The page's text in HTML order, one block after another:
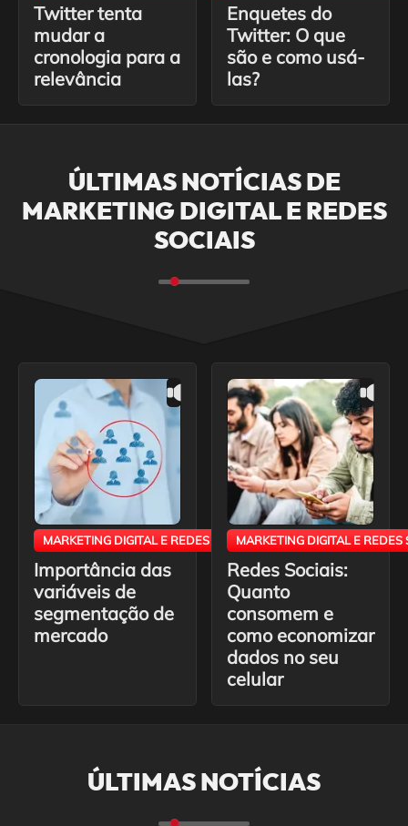
Twitter tenta
mudar a
cronologia para a
relevância
Enquetes do
Twitter: O que
são e como usá-
las?
ÚLTIMAS NOTÍCIAS DE
MARKETING DIGITAL E REDES
SOCIAIS
MARKETING DIGITAL E REDES SOCIAIS
Importância das
variáveis ​​de
segmentação de
mercado
MARKETING DIGITAL E REDES
Redes Sociais:
Quanto
consomem e
como economizar
dados no seu
celular
ÚLTIMAS NOTÍCIAS